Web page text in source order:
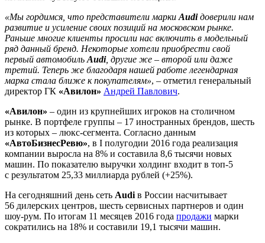
«Мы гордимся, что представители марки Audiдоверили нам
развитие и усиление своих позиций на московском рынке.
Раньше многие клиенты просили нас включить в модельный
ряд данный бренд. Некоторые хотели приобрести свой
первый автомобиль Audi, другие же – второй или даже
третий. Теперь же благодаря нашей работе легендарная
марка стала ближе к покупателям», – отметил генеральный
директор ГК «Авилон» Андрей Павлович.
«Авилон» – один из крупнейших игроков на столичном
рынке. В портфеле группы – 17 иностранных брендов, шесть
из которых – люкс-сегмента. Согласно данным
«АвтоБизнесРевю», в I полугодии 2016 года реализация
компании выросла на 8% и составила 8,6 тысячи новых
машин. По показателю выручки холдинг входит в топ-5
с результатом 25,33 миллиарда рублей (+25%).
На сегодняшний день сеть Audi в России насчитывает
56 дилерских центров, шесть сервисных партнеров и один
шоу-рум. По итогам 11 месяцев 2016 года продажи марки
сократились на 18% и составили 19,1 тысячи машин.